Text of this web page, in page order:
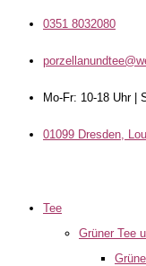
0351 8032080
Mo-Fr: 10-18 Uhr |
01099 Dresden,
Tee
Grüner Tee